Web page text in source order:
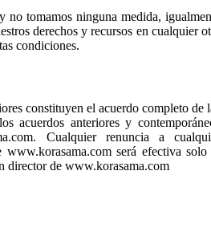
no tomamos ninguna medida,
derechos y recursos en cualquier
condiciones.
constituyen el acuerdo completo de
acuerdos anteriores y
Cualquier renuncia a
será efectiva solo
director de www.korasama.com